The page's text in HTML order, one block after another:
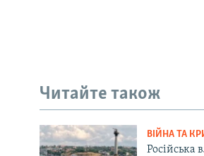
Читайте також
ВІЙНА ТА
Російська